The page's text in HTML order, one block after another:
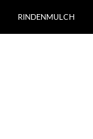
RINDENMULCH